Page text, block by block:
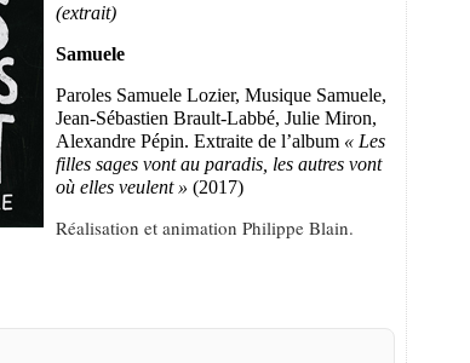
(extrait)
Samuele
Paroles Samuele Lozier, Musique Samuele,
Jean-Sébastien Brault-Labbé, Julie Miron,
Alexandre Pépin. Extraite de l’album « Les
filles sages vont au paradis, les autres vont
où elles veulent » (2017)
Réalisation et animation Philippe Blain.